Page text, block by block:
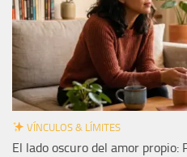
VÍNCULOS & LÍMITES
El lado oscuro del amor propio: